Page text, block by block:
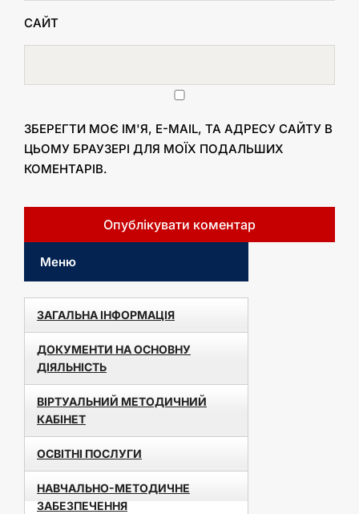
САЙТ
ЗБЕРЕГТИ МОЄ ІМ'Я, E-MAIL, ТА АДРЕСУ САЙТУ В
ЦЬОМУ БРАУЗЕРІ ДЛЯ МОЇХ ПОДАЛЬШИХ
КОМЕНТАРІВ.
Меню
ЗАГАЛЬНА ІНФОРМАЦІЯ
ДОКУМЕНТИ НА ОСНОВНУ
ДІЯЛЬНІСТЬ
ВІРТУАЛЬНИЙ МЕТОДИЧНИЙ
КАБІНЕТ
ОСВІТНІ ПОСЛУГИ
НАВЧАЛЬНО-МЕТОДИЧНЕ
ЗАБЕЗПЕЧЕННЯ